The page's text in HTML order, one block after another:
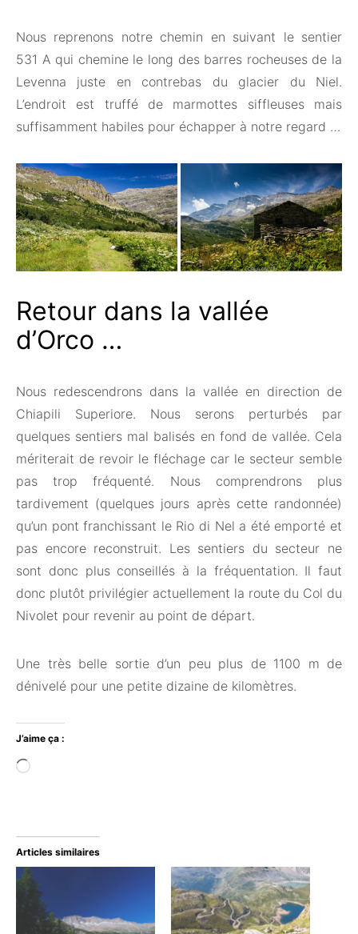
Nous reprenons notre chemin en suivant le sentier
531 A qui chemine le long des barres rocheuses de la
Levenna juste en contrebas du glacier du Niel.
L’endroit est truffé de marmottes siffleuses mais
suffisamment habiles pour échapper à notre regard …
Retour dans la vallée
d’Orco …
Nous redescendrons dans la vallée en direction de
Chiapili Superiore. Nous serons perturbés par
quelques sentiers mal balisés en fond de vallée. Cela
mériterait de revoir le fléchage car le secteur semble
pas trop fréquenté. Nous comprendrons plus
tardivement (quelques jours après cette randonnée)
qu’un pont franchissant le Rio di Nel a été emporté et
pas encore reconstruit. Les sentiers du secteur ne
sont donc plus conseillés à la fréquentation. Il faut
donc plutôt privilégier actuellement la route du Col du
Nivolet pour revenir au point de départ.
Une très belle sortie d’un peu plus de 1100 m de
dénivelé pour une petite dizaine de kilomètres.
J’aime ça :
Chargement…
Articles similaires